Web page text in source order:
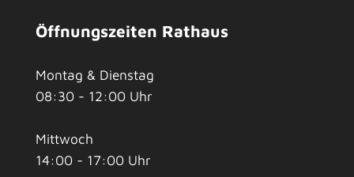
Öffnungszeiten Rathaus
Montag & Dienstag
08:30 - 12:00 Uhr
Mittwoch
14:00 - 17:00 Uhr